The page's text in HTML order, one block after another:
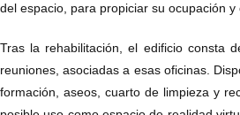
del espacio, para propiciar su ocupación
Tras la rehabilitación, el edificio consta
reuniones, asociadas a esas oficinas.
formación, aseos, cuarto de limpieza y